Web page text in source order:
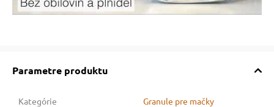
Parametre produktu
Kategórie Granule pre mačky